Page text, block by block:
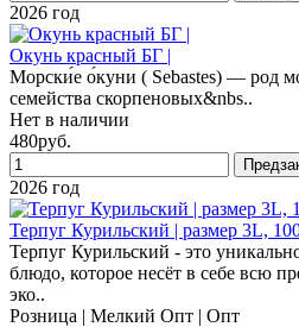
2026 год
Окунь красный БГ |
Морски́е о́куни ( Sebastes) — род
семейства скорпеновых&nbs..
Нет в наличии
480руб.
2026 год
Терпуг Курильский | размер 3L,
Терпуг Курильский - это
блюдо, которое несёт в себе всю
эко..
Розница | Мелкий Опт | Опт